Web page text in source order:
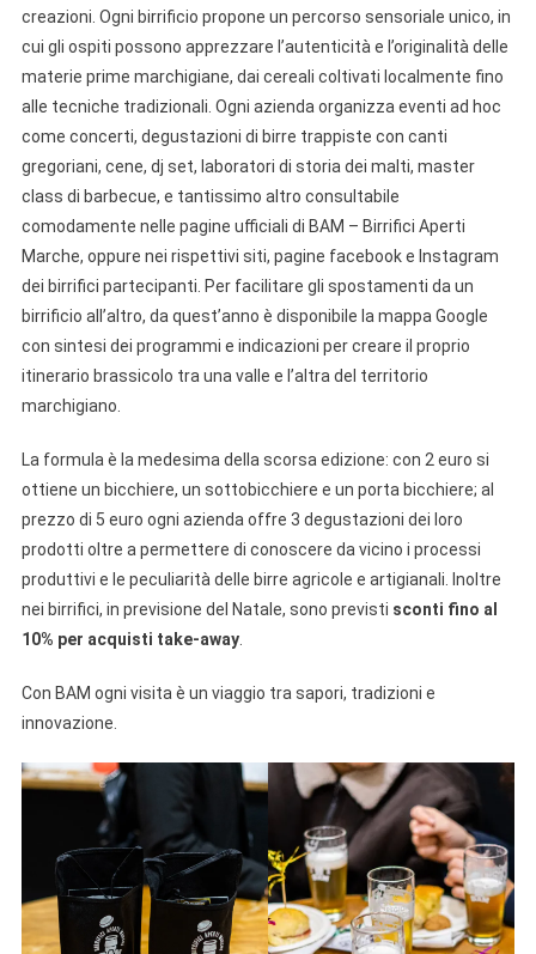
creazioni. Ogni birrificio propone un percorso sensoriale unico, in
cui gli ospiti possono apprezzare l’autenticità e l’originalità delle
materie prime marchigiane, dai cereali coltivati localmente fino
alle tecniche tradizionali. Ogni azienda organizza eventi ad hoc
come concerti, degustazioni di birre trappiste con canti
gregoriani, cene, dj set, laboratori di storia dei malti, master
class di barbecue, e tantissimo altro consultabile
comodamente nelle pagine ufficiali di BAM – Birrifici Aperti
Marche, oppure nei rispettivi siti, pagine facebook e Instagram
dei birrifici partecipanti. Per facilitare gli spostamenti da un
birrificio all’altro, da quest’anno è disponibile la mappa Google
con sintesi dei programmi e indicazioni per creare il proprio
itinerario brassicolo tra una valle e l’altra del territorio
marchigiano.
La formula è la medesima della scorsa edizione: con 2 euro si
ottiene un bicchiere, un sottobicchiere e un porta bicchiere; al
prezzo di 5 euro ogni azienda offre 3 degustazioni dei loro
prodotti oltre a permettere di conoscere da vicino i processi
produttivi e le peculiarità delle birre agricole e artigianali. Inoltre
nei birrifici, in previsione del Natale, sono previsti sconti fino al
10% per acquisti take-away.
Con BAM ogni visita è un viaggio tra sapori, tradizioni e
innovazione.